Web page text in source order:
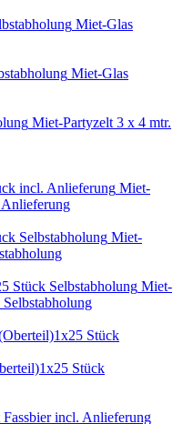
Miet-Glas
Miet-Glas
Miet-Partyzelt 3 x 4 mtr.
Miet-
Miet-
Miet-
Stück